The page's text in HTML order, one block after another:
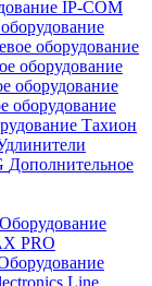
IP-COM
оборудование
оборудование
оборудование
оборудование
Тахион
Дополнительное
Оборудование
PRO
Line